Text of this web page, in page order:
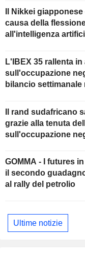
Il Nikkei
causa della
all'intelligenza
L'IBEX 35 rallenta
sull'occupazione
bilancio
Il rand sudafricano
grazie alla tenuta
sull'occupazione
GOMMA - I futures
il secondo
al rally del petrolio
Ultime notizie